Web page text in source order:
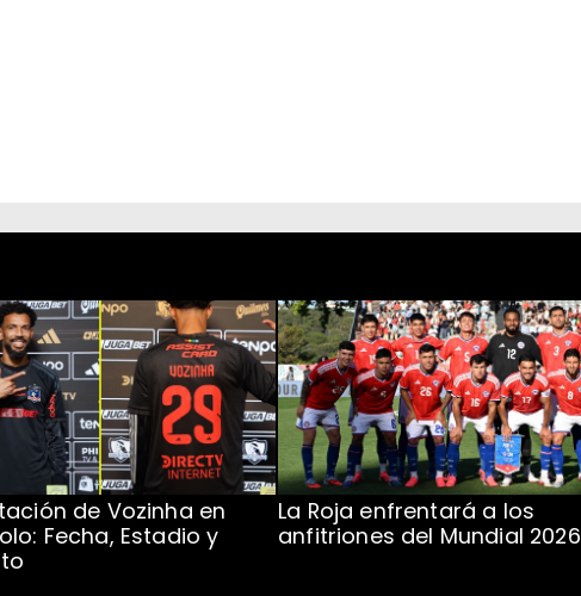
de Vozinha en
Fecha, Estadio y
La Roja enfrentará a los
anfitriones del Mundial 2026